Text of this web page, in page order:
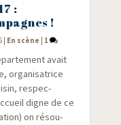
:
!
| En scène | 1
avait
orga­ni­sa­trice
res­pec­
digne de ce
on résou­